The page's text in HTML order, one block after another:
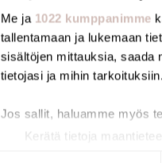
Me ja 1022 kumppanimme
tallentamaan ja lukemaan
sisältöjen mittauksia, saada
tietojasi ja mihin tarkoituksiin.
Jos sallit, haluamme myös
Kerätä tietoja